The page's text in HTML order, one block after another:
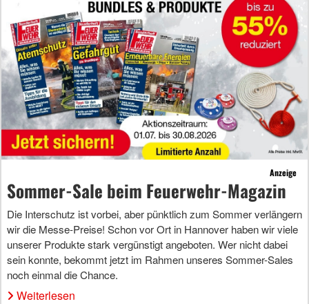
Anzeige
Sommer-Sale beim Feuerwehr-Magazin
Die Interschutz ist vorbei, aber pünktlich zum Sommer verlängern
wir die Messe-Preise! Schon vor Ort in Hannover haben wir viele
unserer Produkte stark vergünstigt angeboten. Wer nicht dabei
sein konnte, bekommt jetzt im Rahmen unseres Sommer-Sales
noch einmal die Chance.
Weiterlesen